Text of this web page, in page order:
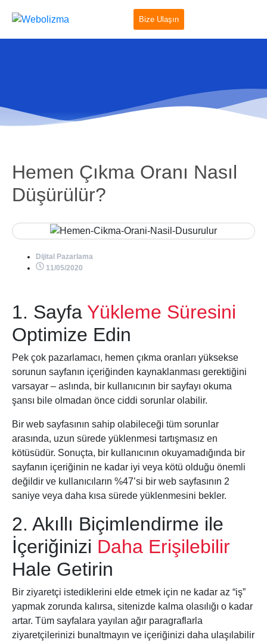
Bize Ulaşın
Hemen Çıkma Oranı Nasıl
Düşürülür?
Dijital Pazarlama
11/05/2020
1. Sayfa Yükleme Süresini
Optimize Edin
Pek çok pazarlamacı, hemen çıkma oranları yüksekse
sorunun sayfanın içeriğinden kaynaklanması gerektiğini
varsayar – aslında, bir kullanıcının bir sayfayı okuma
şansı bile olmadan önce ciddi sorunlar olabilir.
Bir web sayfasının sahip olabileceği tüm sorunlar
arasında, uzun sürede yüklenmesi tartışmasız en
kötüsüdür. Sonuçta, bir kullanıcının okuyamadığında bir
sayfanın içeriğinin ne kadar iyi veya kötü olduğu önemli
değildir ve kullanıcıların %47’si bir web sayfasının 2
saniye veya daha kısa sürede yüklenmesini bekler.
2. Akıllı Biçimlendirme ile
İçeriğinizi Daha Erişilebilir
Hale Getirin
Bir ziyaretçi istediklerini elde etmek için ne kadar az “iş”
yapmak zorunda kalırsa, sitenizde kalma olasılığı o kadar
artar. Tüm sayfalara yayılan ağır paragraflarla
ziyaretçilerinizi bunaltmayın ve içeriğinizi daha ulaşılabilir